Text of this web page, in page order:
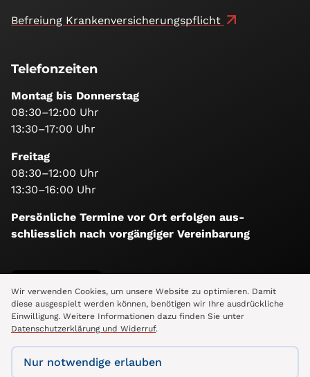
Befreiung Kranken­versicherungs­pflicht
Telefonzeiten
Montag bis Donnerstag
08:30–12:00 Uhr
13:30–17:00 Uhr
Freitag
08:30–12:00 Uhr
13:30–16:00 Uhr
Persönliche Termine vor Ort erfolgen aus­
schliesslich nach vorgängiger Vereinbarung
Folge uns
Wir verwenden Cookies, um unsere Website zu optimieren. Damit
diese ausgespielt werden können, benötigen wir Ihre ausdrückliche
Einwilligung. Weitere Informationen dazu finden Sie unter
Datenschutzerklärung und Widerruf.
Nur notwendige erlauben